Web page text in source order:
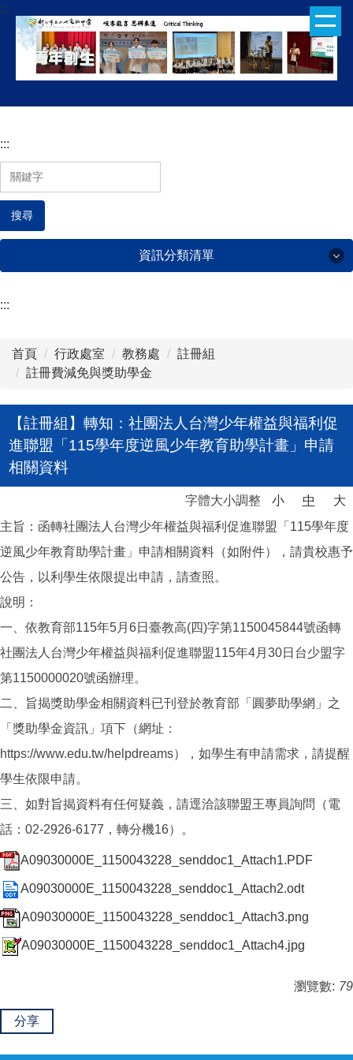
跳
到
容
:::
:::
搜尋
資訊分類清單
:::
首頁 行政處室 教務處
註冊組
註冊費減免與獎助學金
【註冊組】轉知：社團法人台灣少年權益與福利促
進聯盟「115學年度逆風少年教育助學計畫」申請
相關資料
字體大小調整 小 中
大
主旨：函轉社團法人台灣少年權益與福利促進聯盟「115學年度
逆風少年教育助學計畫」申請相關資料（如附件），請貴校惠予
公告，以利學生依限提出申請，請查照。
說明：
一、依教育部115年5月6日臺教高(四)字第1150045844號函轉
社團法人台灣少年權益與福利促進聯盟115年4月30日台少盟字
第1150000020號函辦理。
二、旨揭獎助學金相關資料已刊登於教育部「圓夢助學網」之
「獎助學金資訊」項下（網址：
https://www.edu.tw/helpdreams），如學生有申請需求，請提醒
學生依限申請。
三、如對旨揭資料有任何疑義，請逕洽該聯盟王專員詢問（電
話：02-2926-6177，轉分機16）。
A09030000E_1150043228_senddoc1_Attach1.PDF
A09030000E_1150043228_senddoc1_Attach2.odt
A09030000E_1150043228_senddoc1_Attach3.png
A09030000E_1150043228_senddoc1_Attach4.jpg
瀏覽數: 79
分享